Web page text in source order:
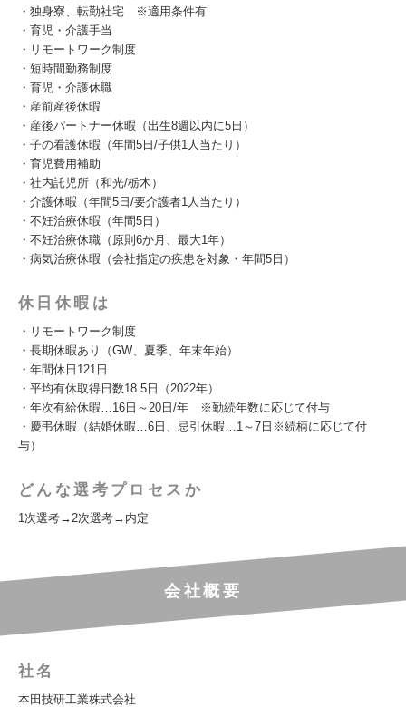
・独身寮、転勤社宅 ※適用条件有
・育児・介護手当
・リモートワーク制度
・短時間勤務制度
・育児・介護休職
・産前産後休暇
・産後パートナー休暇（出生8週以内に5日）
・子の看護休暇（年間5日/子供1人当たり）
・育児費用補助
・社内託児所（和光/栃木）
・介護休暇（年間5日/要介護者1人当たり）
・不妊治療休暇（年間5日）
・不妊治療休職（原則6か月、最大1年）
・病気治療休暇（会社指定の疾患を対象・年間5日）
休日休暇は
・リモートワーク制度
・長期休暇あり（GW、夏季、年末年始）
・年間休日121日
・平均有休取得日数18.5日（2022年）
・年次有給休暇…16日～20日/年 ※勤続年数に応じて付与
・慶弔休暇（結婚休暇…6日、忌引休暇…1～7日※続柄に応じて付
与）
どんな選考プロセスか
1次選考→2次選考→内定
会社概要
社名
本田技研工業株式会社